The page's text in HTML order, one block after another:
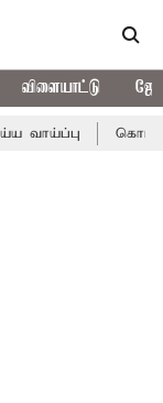
விளையாட்டு
கொரிய